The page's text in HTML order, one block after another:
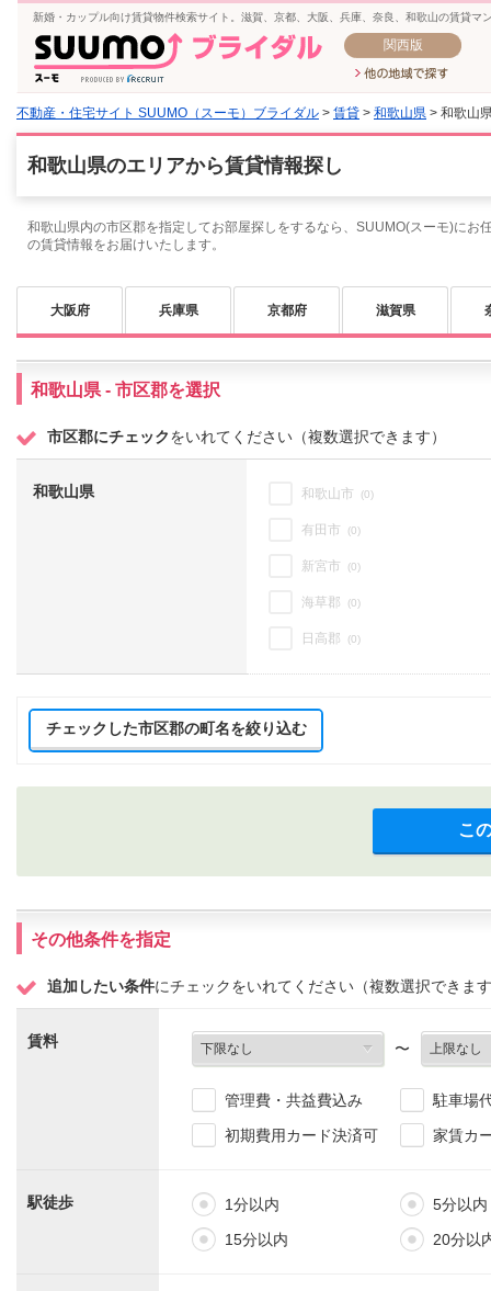
新婚・カップル向け賃貸物件検索サイト。滋賀、京都、大阪、兵庫、奈良、和歌山の賃貸マ
関西版
不動産・住宅サイト SUUMO（スーモ）ブライダル > 賃貸 > 和歌山県 > 和歌山
和歌山県のエリアから賃貸情報探し
和歌山県内の市区郡を指定してお部屋探しをするなら、SUUMO(スーモ)に
の賃貸情報をお届けいたします。
大阪府 兵庫県 京都府 滋賀県
和歌山県 - 市区郡を選択
市区郡にチェックをいれてください（複数選択できます）
和歌山県 和歌山市 (0)
有田市 (0)
新宮市 (0)
海草郡 (0)
日高郡 (0)
チェックした市区郡の町名を絞り込む
こ
その他条件を指定
追加したい条件にチェックをいれてください（複数選択できま
賃料 〜
管理費・共益費込み
駐車場
初期費用カード決済可
家賃カ
駅徒歩 1分以内
5分以内
15分以内
20分以